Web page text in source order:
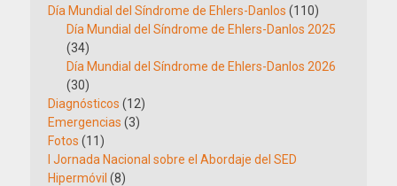
Día Mundial del Síndrome de Ehlers-Danlos (110)
Día Mundial del Síndrome de Ehlers-Danlos 2025
(34)
Día Mundial del Síndrome de Ehlers-Danlos 2026
(30)
Diagnósticos (12)
Emergencias (3)
Fotos (11)
I Jornada Nacional sobre el Abordaje del SED
Hipermóvil (8)